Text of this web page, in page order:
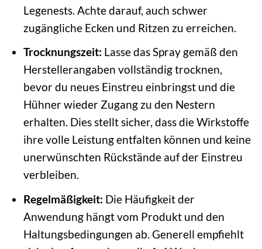
Legenests. Achte darauf, auch schwer
zugängliche Ecken und Ritzen zu erreichen.
Trocknungszeit: Lasse das Spray gemäß den
Herstellerangaben vollständig trocknen,
bevor du neues Einstreu einbringst und die
Hühner wieder Zugang zu den Nestern
erhalten. Dies stellt sicher, dass die Wirkstoffe
ihre volle Leistung entfalten können und keine
unerwünschten Rückstände auf der Einstreu
verbleiben.
Regelmäßigkeit: Die Häufigkeit der
Anwendung hängt vom Produkt und den
Haltungsbedingungen ab. Generell empfiehlt